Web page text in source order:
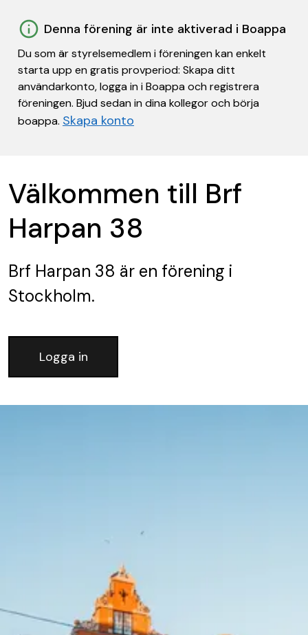
Denna förening är inte aktiverad i Boappa
Du som är styrelsemedlem i föreningen kan enkelt
starta upp en gratis provperiod: Skapa ditt
användarkonto, logga in i Boappa och registrera
föreningen. Bjud sedan in dina kollegor och börja
boappa. Skapa konto
Välkommen till Brf
Harpan 38
Brf Harpan 38 är en förening i
Stockholm.
Logga in